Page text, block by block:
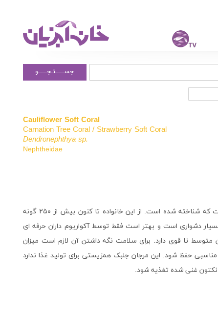
جســــــتـجــــــو
Cauliflower Soft Coral
Carnation Tree Coral / Strawberry Soft Coral
Dendronephthya sp.
Nephtheidae
این مرجان یکی از زیباترین و صلح طلبترین مرجان هایی است که شناخته شده است. از این خانواده تا کنون بیش از ۲۵۰ گونه
دشواری است و بهتر است فقط توسط آکواریوم داران حرفه ای
متوسط تا قوی دارد. برای سلامت نگه داشتن آن لازم است میزان
حفظ شود. این مرجان جلبک همزیستی برای تولید غذا ندارد
غنی شده تغذیه شود.